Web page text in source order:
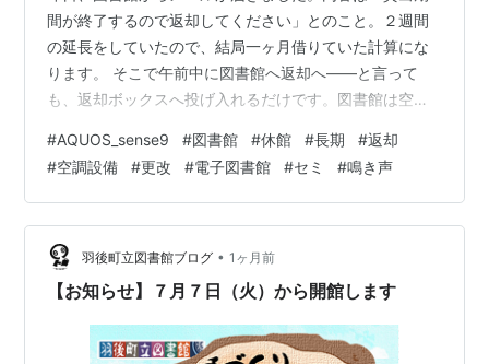
間が終了するので返却してください」とのこと。２週間
の延長をしていたので、結局一ヶ月借りていた計算にな
ります。 そこで午前中に図書館へ返却へ――と言って
も、返却ボックスへ投げ入れるだけです。図書館は空調
は１０月７日とのことで、しばらく本を借りることがで
きません。つまり、しばし「図書難民」生活の始まりで
す。 自治体は箱物の維持にお金がかかり、なかなか苦し
い状況です。そんな中で空調設備を更新してくれるのは
ありがたい話ではあるのですが、さて、どうしたものか
と考えてしまいます。 休業のお知らせの張り紙には…
#AQUOS_sense9 #図書館 #休館 #長期 #返却
#空調設備 #更改 #電子図書館 #セミ #鳴き声
羽後町立図書館ブログ • 1ヶ月前
【お知らせ】７月７日（火）から開館します